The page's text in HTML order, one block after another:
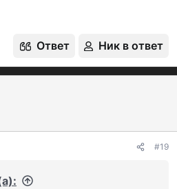
Ответ Ник в ответ
#19